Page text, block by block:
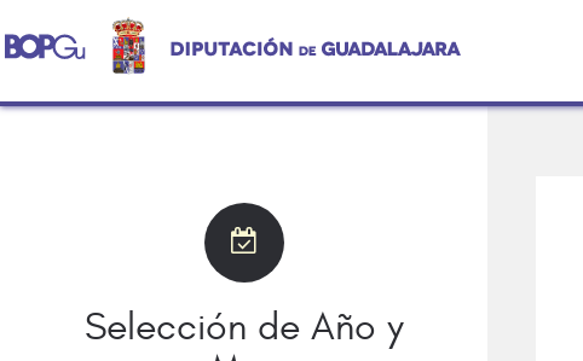
Selección de Año y